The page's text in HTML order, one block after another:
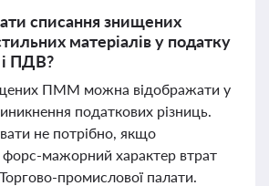
списання знищених
матеріалів у податку
ПДВ?
ПММ можна відображати у
податкових різниць.
не потрібно, якщо
мажорний характер втрат
промислової палати.